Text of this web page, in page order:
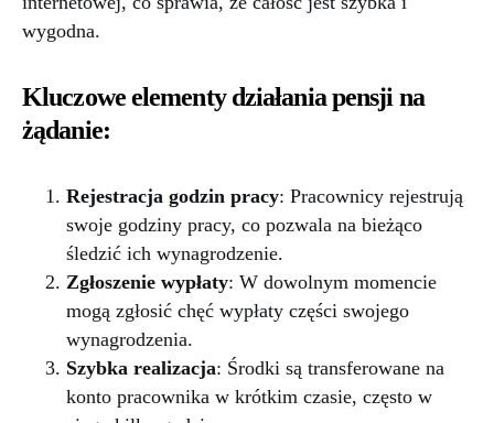
wygodna.
Kluczowe elementy działania pensji na
żądanie:
Rejestracja godzin pracy: Pracownicy rejestrują
swoje godziny pracy, co pozwala na bieżąco
śledzić ich wynagrodzenie.
Zgłoszenie wypłaty: W dowolnym momencie
mogą zgłosić chęć wypłaty części swojego
wynagrodzenia.
Szybka realizacja: Środki są transferowane na
konto pracownika w krótkim czasie, często w